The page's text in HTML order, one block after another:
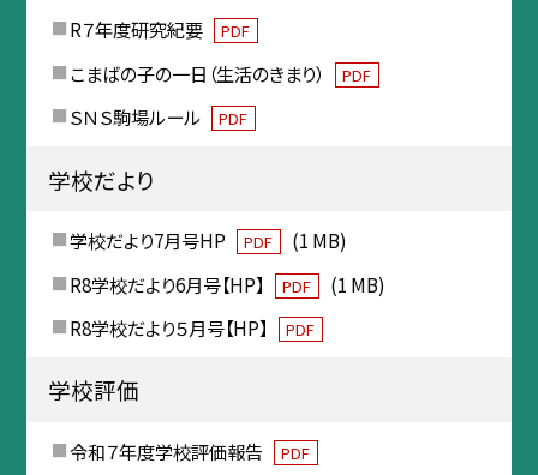
R７年度研究紀要 PDF
こまばの子の一日（生活のきまり） PDF
ＳＮＳ駒場ルール PDF
学校だより
学校だより7月号HP PDF
(1 MB)
R8学校だより6月号【HP】
PDF
(1 MB)
R8学校だより５月号【HP】
PDF
学校評価
令和７年度学校評価報告 PDF